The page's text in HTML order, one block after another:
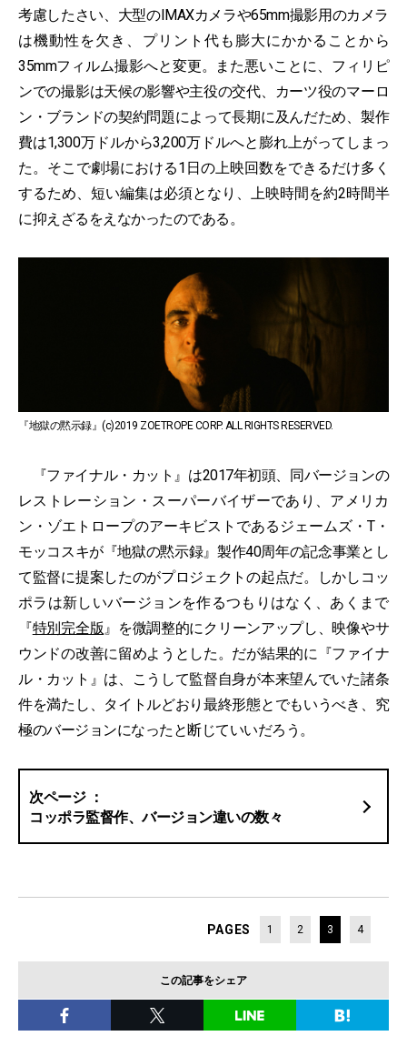
考慮したさい、大型のIMAXカメラや65mm撮影用のカメラ
は機動性を欠き、プリント代も膨大にかかることから
35mmフィルム撮影へと変更。また悪いことに、フィリピ
ンでの撮影は天候の影響や主役の交代、カーツ役のマーロ
ン・ブランドの契約問題によって長期に及んだため、製作
費は1,300万ドルから3,200万ドルへと膨れ上がってしまっ
た。そこで劇場における1日の上映回数をできるだけ多く
するため、短い編集は必須となり、上映時間を約2時間半
に抑えざるをえなかったのである。
『地獄の黙示録』(c)2019 ZOETROPE CORP. ALL RIGHTS RESERVED.
『ファイナル・カット』は2017年初頭、同バージョンの
レストレーション・スーパーバイザーであり、アメリカ
ン・ゾエトロープのアーキビストであるジェームズ・T・
モッコスキが『地獄の黙示録』製作40周年の記念事業とし
て監督に提案したのがプロジェクトの起点だ。しかしコッ
ポラは新しいバージョンを作るつもりはなく、あくまで
『特別完全版』を微調整的にクリーンアップし、映像やサ
ウンドの改善に留めようとした。だが結果的に『ファイナ
ル・カット』は、こうして監督自身が本来望んでいた諸条
件を満たし、タイトルどおり最終形態とでもいうべき、究
極のバージョンになったと断じていいだろう。
コッポラ監督作、バージョン違いの数々
PAGES 1 2 3 4
この記事をシェア